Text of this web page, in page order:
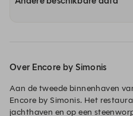
Over Encore by Simonis
Aan de tweede binnenhaven
Encore by Simonis. Het
jachthaven en op een